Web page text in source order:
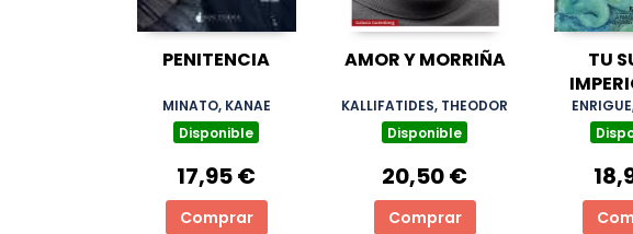
PENITENCIA
MINATO, KANAE
Disponible
17,95 €
Comprar
AMOR Y MORRIÑA
KALLIFATIDES, THEODOR
Disponible
20,50 €
Comprar
TU